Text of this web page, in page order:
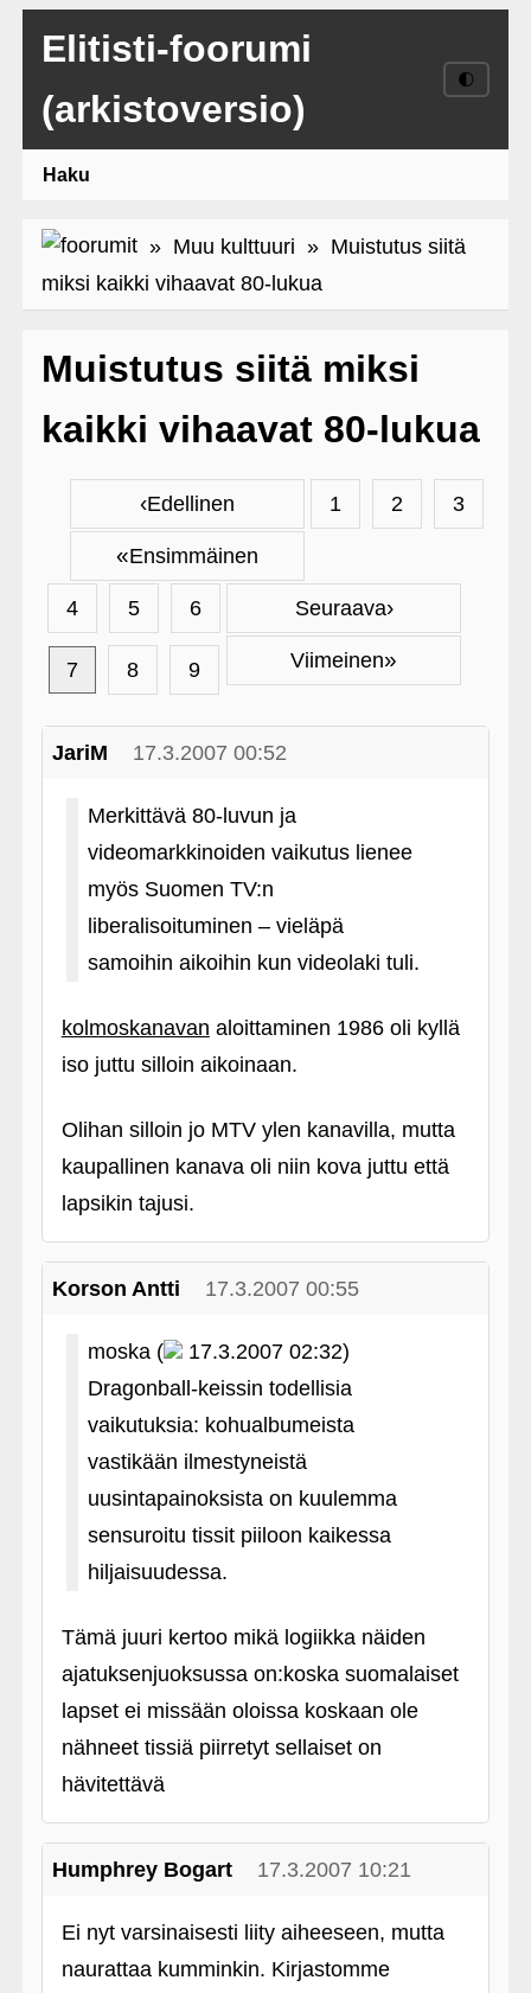
Elitisti-foorumi
(arkistoversio)
🌓
Haku
» Muu kulttuuri » Muistutus siitä
miksi kaikki vihaavat 80-lukua
Muistutus siitä miksi
kaikki vihaavat 80-lukua
‹Edellinen
«Ensimmäinen
Seuraava›
Viimeinen»
1 2 3
4 5 6
7 8 9
JariM 17.3.2007 00:52
Merkittävä 80-luvun ja
videomarkkinoiden vaikutus lienee
myös Suomen TV:n
liberalisoituminen – vieläpä
samoihin aikoihin kun videolaki tuli.
kolmoskanavan aloittaminen 1986 oli kyllä
iso juttu silloin aikoinaan.
Olihan silloin jo MTV ylen kanavilla, mutta
kaupallinen kanava oli niin kova juttu että
lapsikin tajusi.
Korson Antti 17.3.2007 00:55
moska (
17.3.2007 02:32)
Dragonball-keissin todellisia
vaikutuksia: kohualbumeista
vastikään ilmestyneistä
uusintapainoksista on kuulemma
sensuroitu tissit piiloon kaikessa
hiljaisuudessa.
Tämä juuri kertoo mikä logiikka näiden
ajatuksenjuoksussa on:koska suomalaiset
lapset ei missään oloissa koskaan ole
nähneet tissiä piirretyt sellaiset on
hävitettävä
Humphrey Bogart 17.3.2007 10:21
Ei nyt varsinaisesti liity aiheeseen, mutta
naurattaa kumminkin. Kirjastomme